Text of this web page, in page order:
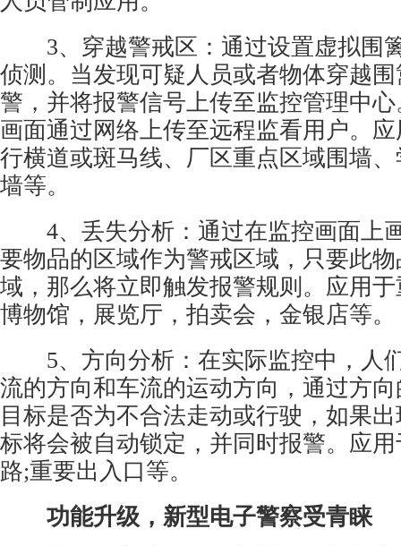
3、穿越警戒区：通过设置虚拟围
侦测。当发现可疑人员或者物体穿越
警，并将报警信号上传至监控管理中
画面通过网络上传至远程监看用户。
行横道或斑马线、厂区重点区域围墙
墙等。
4、丢失分析：通过在监控画面上
要物品的区域作为警戒区域，只要此
域，那么将立即触发报警规则。应用
博物馆，展览厅，拍卖会，金银店等。
5、方向分析：在实际监控中，人
流的方向和车流的运动方向，通过方
目标是否为不合法走动或行驶，如果
标将会被自动锁定，并同时报警。应
路;重要出入口等。
功能升级，新型电子警察受青睐